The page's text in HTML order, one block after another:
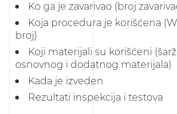
Ko ga je zavarivao (broj
Koja procedura je korišćena
broj)
Koji materijali su korišćeni
osnovnog i dodatnog materijala)
Kada je izveden
Rezultati inspekcija i testova